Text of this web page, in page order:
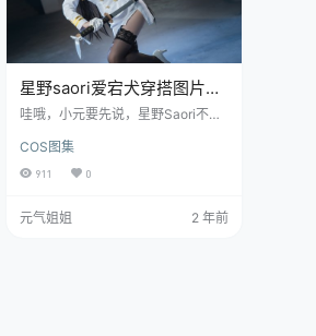
星野saori爱宕犬穿搭图片全
集,真的很亮眼
哇哦，小元要先说，星野Saori不仅
位活跃在Cosplay圈内的知名Cospl
ayer。她出生在1993年，是四川成
具有丰富的文化背景。她的知名度
COS图集
911 0
元气姐姐 2 年前